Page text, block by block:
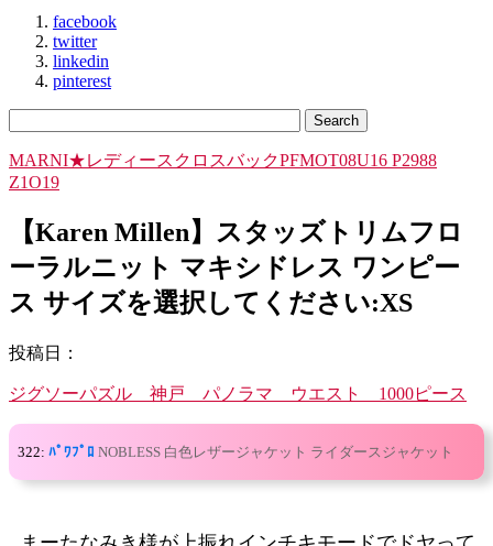
facebook
twitter
linkedin
pinterest
MARNI★レディースクロスバックPFMOT08U16 P2988
Z1O19
【Karen Millen】スタッズトリムフロ
ーラルニット マキシドレス ワンピー
ス サイズを選択してください:XS
投稿日：
ジグソーパズル 神戸 パノラマ ウエスト 1000ピース
322: ﾊﾟﾜﾌﾟﾛ NOBLESS 白色レザージャケット ライダースジャケット